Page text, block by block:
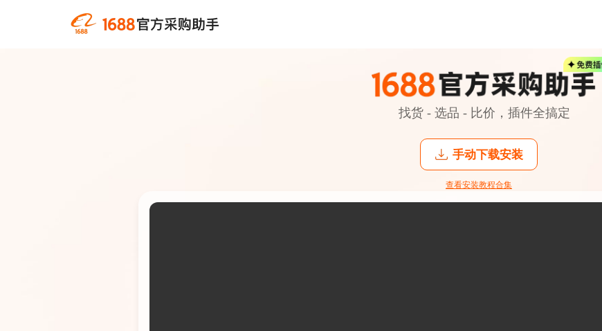
找货 - 选品 - 比价，插件全搞定
手动下载安装
查看安装教程合集